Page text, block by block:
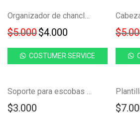
NUEVO!
20%
Organizador de chanclas zapatero adhesivo PF-125
$5.000Original price was:
$4.000 Current price is:
COSTUMER SERVICE
$
Soporte para escobas traperos gancho adhesivo FK23C-18
$3.000 $